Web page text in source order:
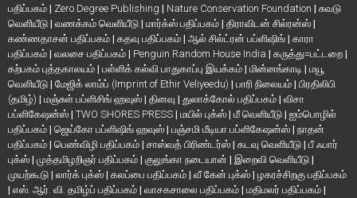
பதிப்பகம் | Zero Degree Publishing | Nature Conservation Foundation | சுவடு
வெளியீடு | வணக்கம் வெளியீடு | மார்க்ஸ் பதிப்பகம் | திராவிடன் சில்ரன்ஸ் |
கண்ணதாசன் பதிப்பகம் | கதவு பதிப்பகம் | ஆல் சில்ட்ரன் பப்ளிஷிங் | காரா
பதிப்பகம் | வலசை பதிப்பகம் | Penguin Random House India | கருத்து=பட்டறை |
கற்பகம் புத்தகாலயம் | பள்ளிக் கல்வி பாதுகாப்பு இயக்கம் | மின்னங்காடி | மயூ
வெளியீடு | மேஜிக் லாம்ப் (Imprint of Ethir Veliyeedu) | பாரி நிலையம் | பிரதிலிபி
(தமிழ்) | மஞ்சுள் பப்ளிசிங் ஹவுஸ் | தினவு | துலாக்கோல் பதிப்பகம் | விசா
பப்ளிகேஷன்ஸ் | TWO SHORES PRESS | மயில் புக்ஸ் | மீ வெளியீடு | ஐம்பொழில்
பதிப்பகம் | ஜெய்கோ பப்ளிஷிங் ஹவுஸ் | பஞ்சமி மீடியா பப்ளிகேஷன்ஸ் | நாதன்
பதிப்பகம் | பெண்விழி பதிப்பகம் | சாஸ்வத் பிரிண்டர்ஸ் | கடவு வெளியீடு | பீ ஃபார்
புக்ஸ் | முத்தமிழறிஞர் பதிப்பகம் | குலுங்கா நடையான் | இறைவி வெளியீடு |
முயற்கூடு | லார்க் புக்ஸ் | கலப்பை பதிப்பகம் | வீ கேன் புக்ஸ் | ழகரச்சிறகு பதிப்பகம்
| எஸ். ஆர். வி. தமிழ்ப் பதிப்பகம் | வாசகசாலை பதிப்பகம் | மதிமலர் பதிப்பகம் |